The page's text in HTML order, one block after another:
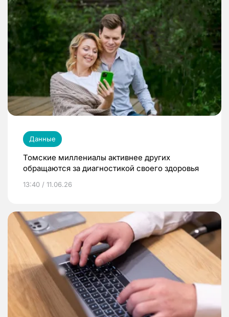
Данные
Томские миллениалы активнее других
обращаются за диагностикой своего здоровья
13:40 / 11.06.26